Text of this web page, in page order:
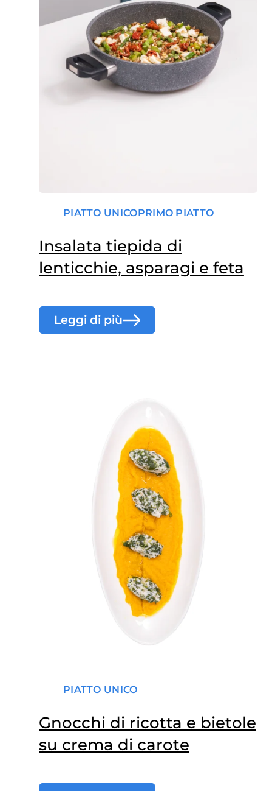
PIATTO UNICOPRIMO PIATTO
Insalata tiepida di
lenticchie, asparagi e feta
Leggi di più
PIATTO UNICO
Gnocchi di ricotta e bietole
su crema di carote